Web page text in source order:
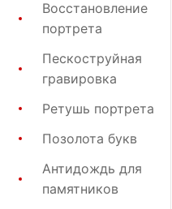
Восстановление
портрета
Пескоструйная
гравировка
Ретушь портрета
Позолота букв
Антидождь для
памятников